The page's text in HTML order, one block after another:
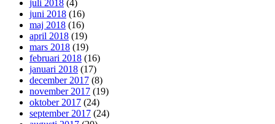
juli 2018 (4)
juni 2018 (16)
maj 2018 (16)
april 2018 (19)
mars 2018 (19)
februari 2018 (16)
januari 2018 (17)
december 2017 (8)
november 2017 (19)
oktober 2017 (24)
september 2017 (24)